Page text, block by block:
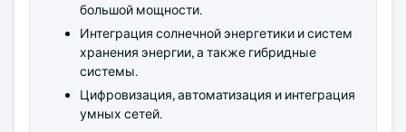
большой мощности.
Интеграция солнечной энергетики и систем
хранения энергии, а также гибридные
системы.
Цифровизация, автоматизация и интеграция
умных сетей.